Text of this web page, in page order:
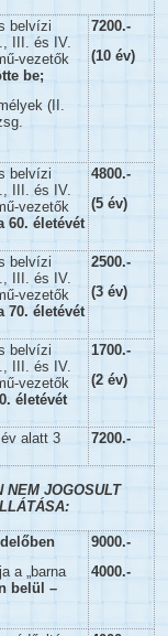
belvízi
III. és IV.
vezetők
be;
(II.
7200.-
(10 év)
belvízi
III. és IV.
vezetők
60. életévét
4800.-
(5 év)
belvízi
III. és IV.
vezetők
70. életévét
2500.-
(3 év)
belvízi
III. és IV.
vezetők
életévét
1700.-
(2 év)
alatt 3
7200.-
NEM JOGOSULT
a „barna
belül –
9000.-
4000.-